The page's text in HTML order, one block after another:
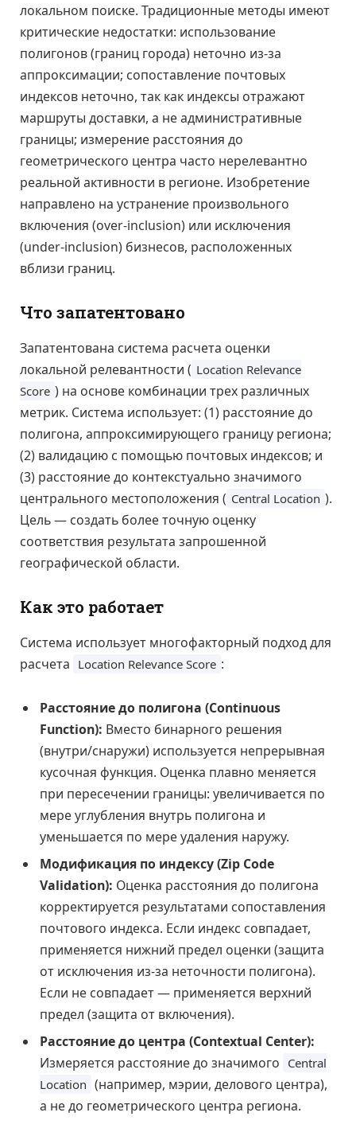
локальном поиске. Традиционные методы имеют
критические недостатки: использование
полигонов (границ города) неточно из-за
аппроксимации; сопоставление почтовых
индексов неточно, так как индексы отражают
маршруты доставки, а не административные
границы; измерение расстояния до
геометрического центра часто нерелевантно
реальной активности в регионе. Изобретение
направлено на устранение произвольного
включения (over-inclusion) или исключения
(under-inclusion) бизнесов, расположенных
вблизи границ.
Что запатентовано
Запатентована система расчета оценки
локальной релевантности ( Location Relevance
Score ) на основе комбинации трех различных
метрик. Система использует: (1) расстояние до
полигона, аппроксимирующего границу региона;
(2) валидацию с помощью почтовых индексов; и
(3) расстояние до контекстуально значимого
центрального местоположения ( Central Location ).
Цель — создать более точную оценку
соответствия результата запрошенной
географической области.
Как это работает
Система использует многофакторный подход для
расчета Location Relevance Score :
Расстояние до полигона (Continuous
Function): Вместо бинарного решения
(внутри/снаружи) используется непрерывная
кусочная функция. Оценка плавно меняется
при пересечении границы: увеличивается по
мере углубления внутрь полигона и
уменьшается по мере удаления наружу.
Модификация по индексу (Zip Code
Validation): Оценка расстояния до полигона
корректируется результатами сопоставления
почтового индекса. Если индекс совпадает,
применяется нижний предел оценки (защита
от исключения из-за неточности полигона).
Если не совпадает — применяется верхний
предел (защита от включения).
Расстояние до центра (Contextual Center):
Измеряется расстояние до значимого Central
Location (например, мэрии, делового центра),
а не до геометрического центра региона.